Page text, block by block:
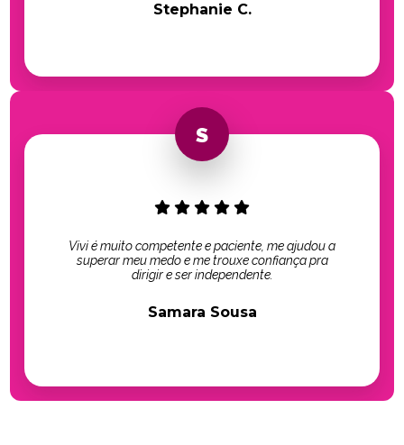
Stephanie C.
Vivi é muito competente e paciente, me ajudou a
superar meu medo e me trouxe confiança pra
dirigir e ser independente.
Samara Sousa